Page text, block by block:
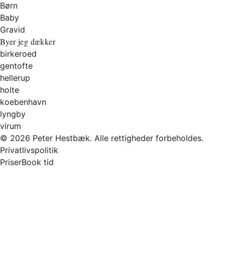
Børn
Baby
Gravid
Byer jeg dækker
birkeroed
gentofte
hellerup
holte
koebenhavn
lyngby
virum
© 2026 Peter Hestbæk. Alle rettigheder forbeholdes.
Privatlivspolitik
PriserBook tid